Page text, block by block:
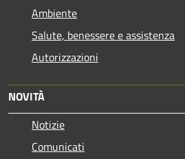
Ambiente
Salute, benessere e assistenza
Autorizzazioni
NOVITÀ
Notizie
Comunicati